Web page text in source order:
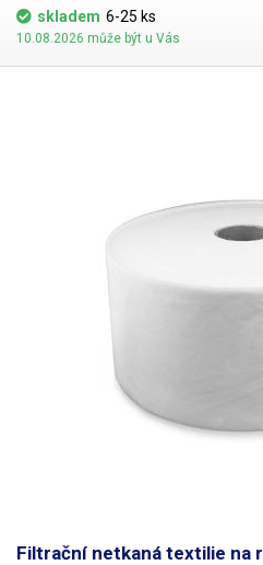
jednotlivého zboží. Nejidealnější
páskováním). Ve více vrstvách
mechanickému poškození. Stretch
jednotlivé vrstvy k sobě samy přilnou
skladem 6-25 ks
10.08.2026 může být u Vás
Filtrační netkaná textilie na